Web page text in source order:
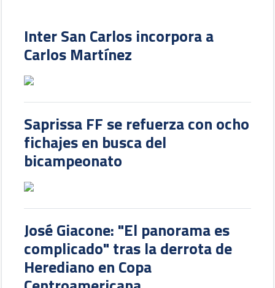
Inter San Carlos incorpora a
Carlos Martínez
Saprissa FF se refuerza con ocho
fichajes en busca del
bicampeonato
José Giacone: "El panorama es
complicado" tras la derrota de
Herediano en Copa